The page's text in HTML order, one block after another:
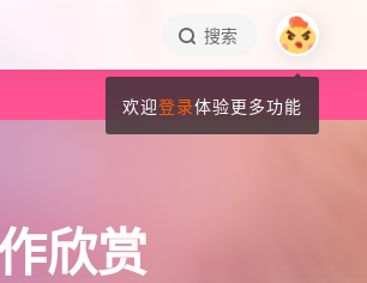
搜索
欣赏
欢迎登录体验更多功能